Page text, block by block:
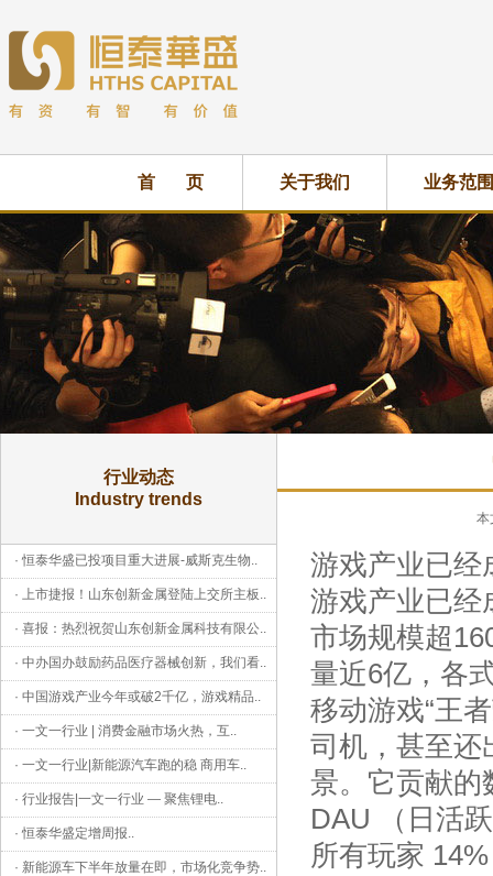
首 页 关于我们 业务范围
行业动态
Industry trends
·恒泰华盛已投项目重大进展-威斯克生物..
· 上市捷报！山东创新金属登陆上交所主板..
· 喜报：热烈祝贺山东创新金属科技有限公..
· 中办国办鼓励药品医疗器械创新，我们看..
· 中国游戏产业今年或破2千亿，游戏精品..
· 一文一行业 | 消费金融市场火热，互..
· 一文一行业|新能源汽车跑的稳 商用车..
· 行业报告|一文一行业 — 聚焦锂电..
·恒泰华盛定增周报..
· 新能源车下半年放量在即，市场化竞争势..
本
游戏产业已经
游戏产业已经
市场规模超
量近6亿，各
移动游戏“王
司机，甚至还
景。它贡献的
DAU （日活
所有玩家